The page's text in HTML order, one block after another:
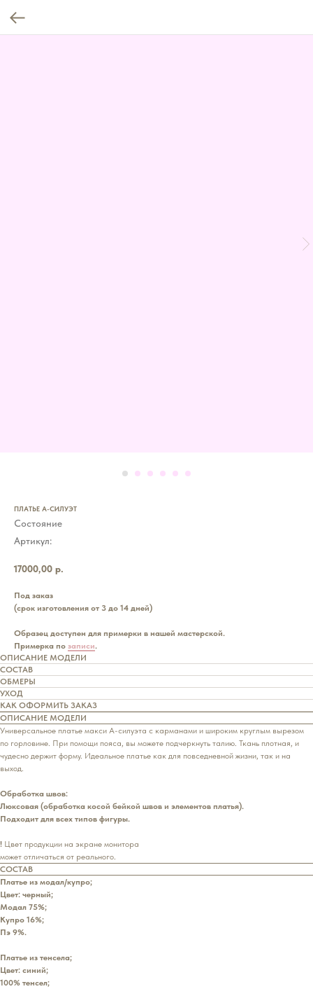
ПЛАТЬЕ А-СИЛУЭТ
Состояние
Артикул:
17000,00 р.
Под заказ
(срок изготовления от 3 до 14 дней)
Образец доступен для примерки в нашей мастерской.
Примерка по записи.
ОПИСАНИЕ МОДЕЛИ
СОСТАВ
ОБМЕРЫ
УХОД
КАК ОФОРМИТЬ ЗАКАЗ
ОПИСАНИЕ МОДЕЛИ
Универсальное платье макси А-силуэта с карманами и широким круглым вырезом
по горловине. При помощи пояса, вы можете подчеркнуть талию. Ткань плотная, и
чудесно держит форму. Идеальное платье как для повседневной жизни, так и на
выход.
Обработка швов:
Люксовая (обработка косой бейкой швов и элементов платья).
Подходит для всех типов фигуры.
! Цвет продукции на экране монитора
может отличаться от реального.
СОСТАВ
Платье из модал/купро;
Цвет: черный;
Модал 75%;
Купро 16%;
Пэ 9%.
Платье из тенсела;
Цвет: синий;
100% тенсел;